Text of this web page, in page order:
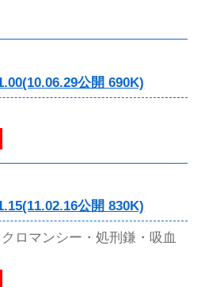
公開 690K)
公開 830K)
ロマンシー・処刑鎌・吸血